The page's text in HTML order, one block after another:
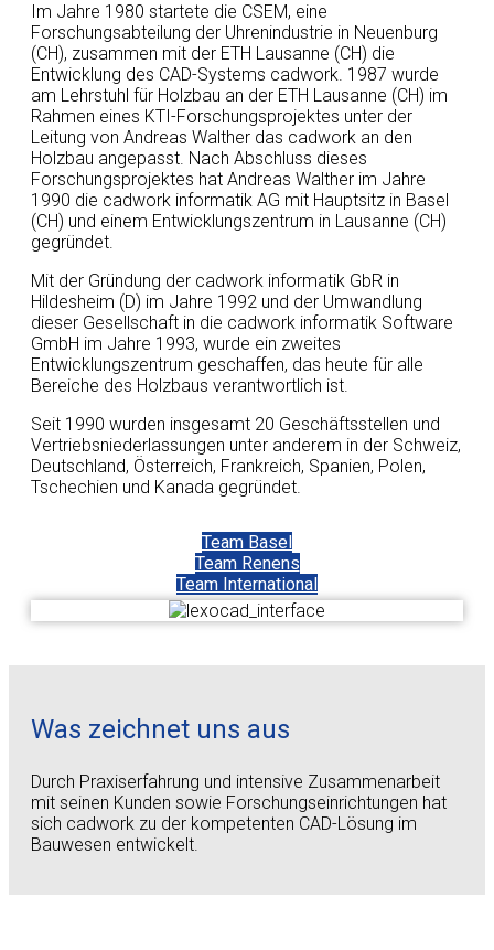
Im Jahre 1980 startete die CSEM, eine
Forschungsabteilung der Uhrenindustrie in Neuenburg
(CH), zusammen mit der ETH Lausanne (CH) die
Entwicklung des CAD-Systems cadwork. 1987 wurde
am Lehrstuhl für Holzbau an der ETH Lausanne (CH) im
Rahmen eines KTI-Forschungsprojektes unter der
Leitung von Andreas Walther das cadwork an den
Holzbau angepasst. Nach Abschluss dieses
Forschungsprojektes hat Andreas Walther im Jahre
1990 die cadwork informatik AG mit Hauptsitz in Basel
(CH) und einem Entwicklungszentrum in Lausanne (CH)
gegründet.
Mit der Gründung der cadwork informatik GbR in
Hildesheim (D) im Jahre 1992 und der Umwandlung
dieser Gesellschaft in die cadwork informatik Software
GmbH im Jahre 1993, wurde ein zweites
Entwicklungszentrum geschaffen, das heute für alle
Bereiche des Holzbaus verantwortlich ist.
Seit 1990 wurden insgesamt 20 Geschäftsstellen und
Vertriebsniederlassungen unter anderem in der Schweiz,
Deutschland, Österreich, Frankreich, Spanien, Polen,
Tschechien und Kanada gegründet.
Team Basel
Team Renens
Team International
Was zeichnet uns aus
Durch Praxiserfahrung und intensive Zusammenarbeit
mit seinen Kunden sowie Forschungseinrichtungen hat
sich cadwork zu der kompetenten CAD-Lösung im
Bauwesen entwickelt.